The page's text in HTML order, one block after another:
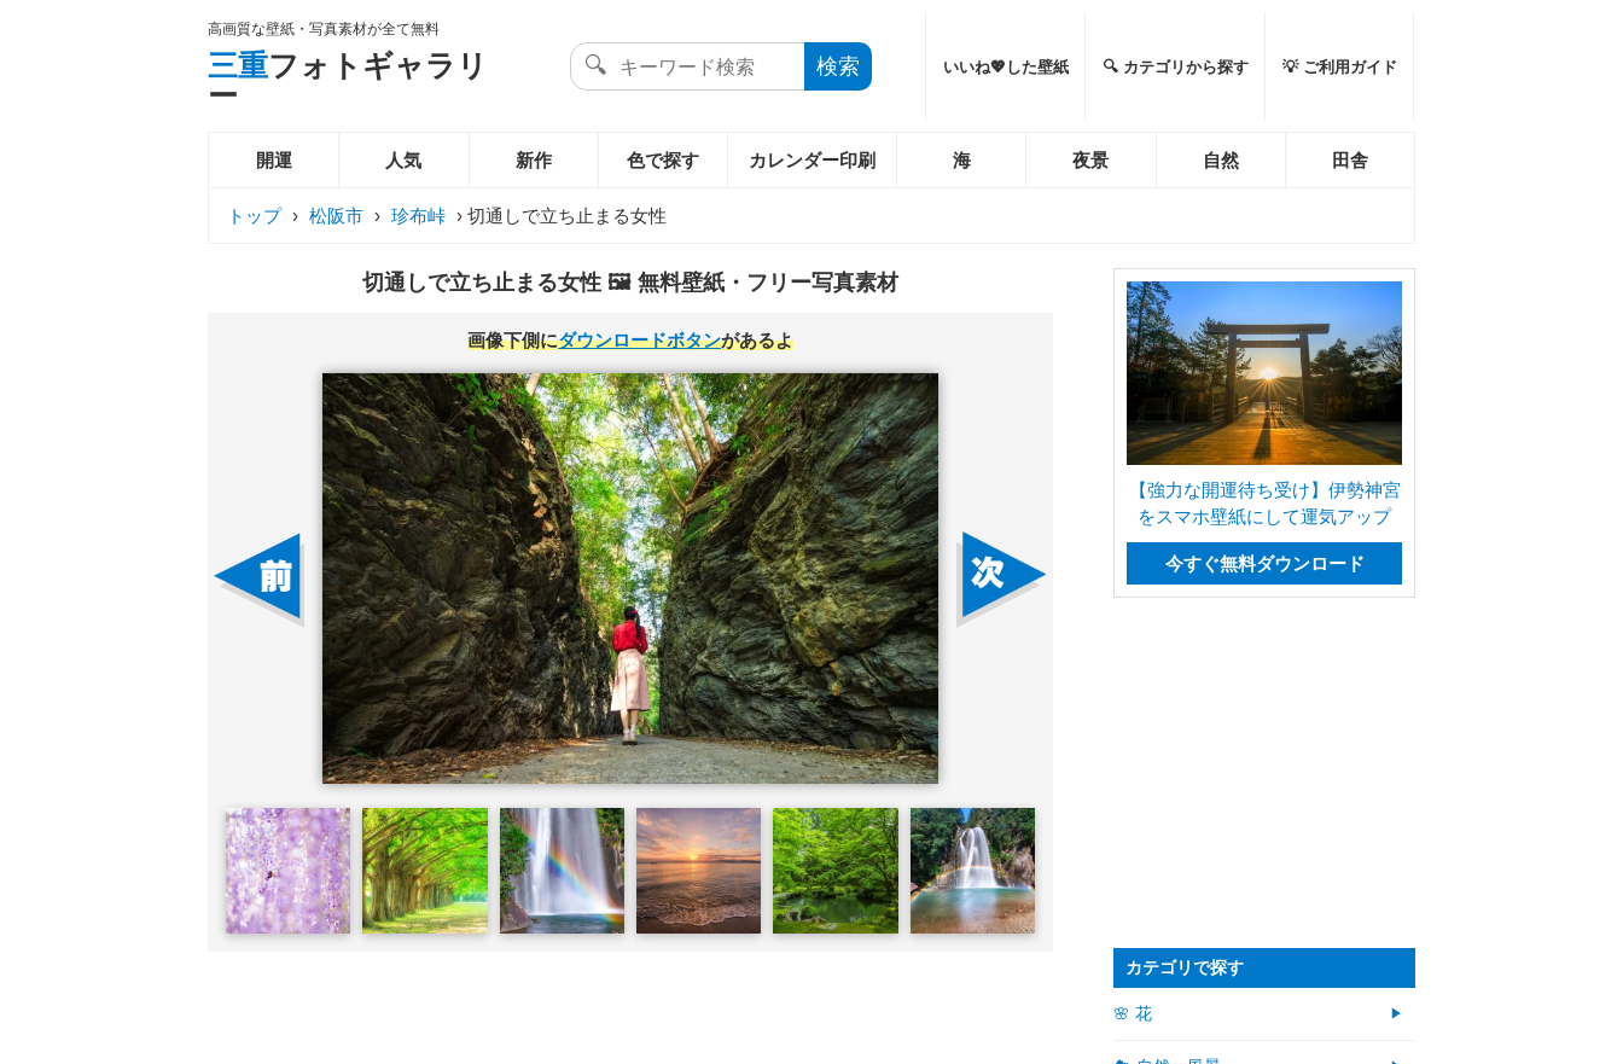
高画質な壁紙・写真素材が全て無料
三重フォトギャラリ
ー
いいね💖した壁紙 🔍 カテゴリから探す 💡 ご利用ガイド
開運 人気 新作 色で探す カレンダー印刷 海 夜景 自然 田舎
トップ › 松阪市 › 珍布峠 › 切通しで立ち止まる女性
切通しで立ち止まる女性 🖼️ 無料壁紙・フリー写真素材
画像下側にダウンロードボタンがあるよ
【強力な開運待ち受け】伊勢神宮
をスマホ壁紙にして運気アップ
今すぐ無料ダウンロード
カテゴリで探す
🌸 花